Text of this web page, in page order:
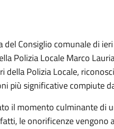
del Consiglio comunale di
Polizia Locale Marco
della Polizia Locale,
più significative compiute
il momento culminante di
le onorificenze